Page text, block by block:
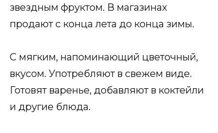
звездным фруктом. В магазинах
продают с конца лета до конца зимы.
С мягким, напоминающий цветочный,
вкусом. Употребляют в свежем виде.
Готовят варенье, добавляют в коктейли
и другие блюда.